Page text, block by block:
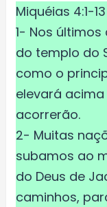
Miquéias 4:1-13
1- Nos
do templo do
como o
elevará
acorrerão.
2- Muitas
subamos ao
do Deus de
caminhos,